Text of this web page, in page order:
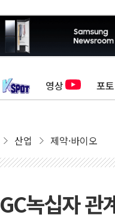
영상 포토
산업 제약·바이오
GC녹십자 관